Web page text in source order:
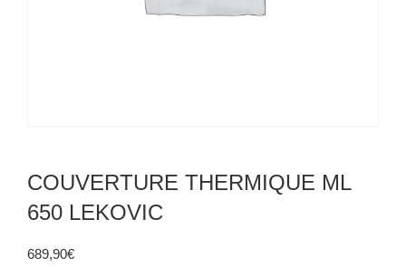
COUVERTURE THERMIQUE ML
650 LEKOVIC
689,90€